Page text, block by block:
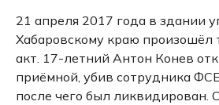
21 апреля 2017 года в здании
Хабаровскому краю произошёл
акт. 17-летний Антон Конев
приёмной, убив сотрудника
после чего был ликвидирован.